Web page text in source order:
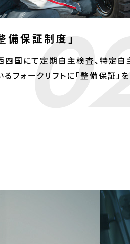
備保証制度」
四国にて定期自主検査、特定自
フォークリフトに「整備保証」